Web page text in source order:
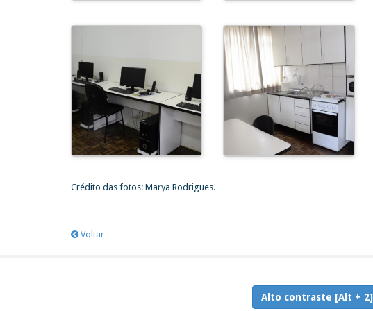
Crédito das fotos: Marya Rodrigues.
Voltar
Alto contraste [Alt + 2]